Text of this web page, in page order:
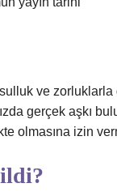
ve zorluklarla
gerçek aşkı
olmasına izin